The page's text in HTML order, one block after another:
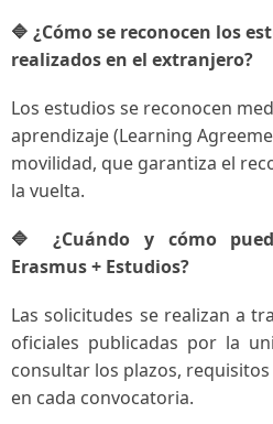
🔷 ¿Cómo se reconocen los
realizados en el extranjero?
Los estudios se reconocen
aprendizaje (Learning
movilidad, que garantiza el
la vuelta.
🔷 ¿Cuándo y cómo
Erasmus + Estudios?
Las solicitudes se realizan a
oficiales publicadas por la
consultar los plazos,
en cada convocatoria.